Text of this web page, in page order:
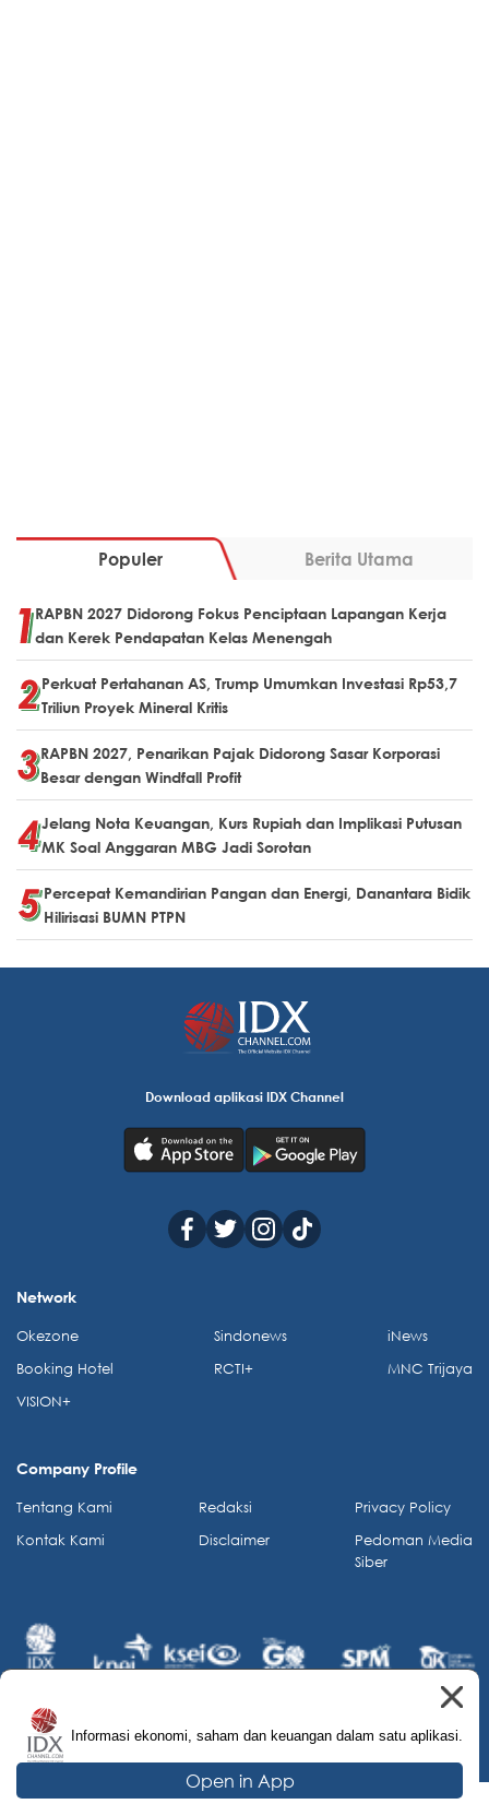
Populer Berita Utama
RAPBN 2027 Didorong Fokus Penciptaan Lapangan Kerja
dan Kerek Pendapatan Kelas Menengah
Perkuat Pertahanan AS, Trump Umumkan Investasi Rp53,7
Triliun Proyek Mineral Kritis
RAPBN 2027, Penarikan Pajak Didorong Sasar Korporasi
Besar dengan Windfall Profit
Jelang Nota Keuangan, Kurs Rupiah dan Implikasi Putusan
MK Soal Anggaran MBG Jadi Sorotan
Percepat Kemandirian Pangan dan Energi, Danantara Bidik
Hilirisasi BUMN PTPN
Informasi ekonomi, saham dan keuangan dalam satu aplikasi.
Open in App
Download aplikasi IDX Channel
Network
Okezone
Booking Hotel
VISION+
Sindonews
RCTI+
iNews
MNC Trijaya
Company Profile
Tentang Kami
Kontak Kami
Redaksi
Disclaimer
Privacy Policy
Pedoman Media
Siber
© 2026 IDX Channel. All Rights Reserved.